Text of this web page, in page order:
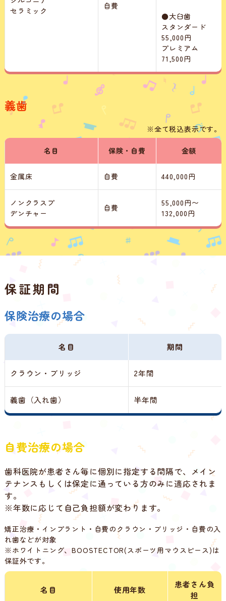
セラミック
自費
●大臼歯
スタンダード
55,000円
プレミアム
71,500円
義歯
※全て税込表示です。
名目 保険・自費 金額
金属床 自費 440,000円
ノンクラスプ
デンチャー
自費
55,000円〜
132,000円
保証期間
保険治療の場合
名目 期間
クラウン・ブリッジ 2年間
義歯（入れ歯） 半年間
自費治療の場合
歯科医院が患者さん毎に個別に指定する間隔で、メイン
テナンスもしくは保定に通っている方のみに適応されま
す。
※年数に応じて自己負担額が変わります。
矯正治療・インプラント・自費のクラウン・ブリッジ・自費の入
れ歯などが対象
※ホワイトニング、BOOSTECTOR(スポーツ用マウスピース)は
保証外です。
名目 使用年数
患者さん負
担